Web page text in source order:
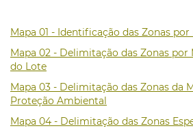
Mapa 01 - Identificação das Zonas
Mapa 02 - Delimitação das Zonas por
do Lote
Mapa 03 - Delimitação das Zonas da
Proteção Ambiental
Mapa 04 - Delimitação das Zonas